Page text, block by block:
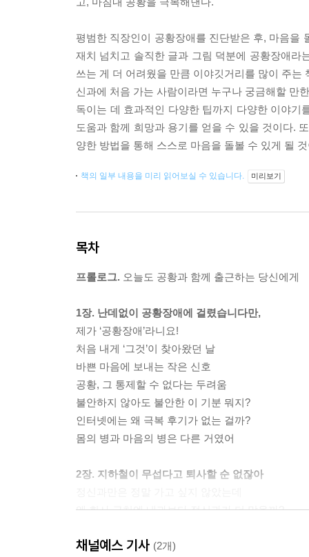
평범한 직장인이 공황장애를 진단받은 후, 마음을
재치 넘치고 솔직한 글과 그림 덕분에 공황장애라
쓰는 게 더 어려웠을 만큼 이야깃거리를 많이 주
신과에 처음 가는 사람이라면 누구나 궁금해할 만
독이는 데 효과적인 다양한 팁까지 다양한 이야
도움과 함께 희망과 용기를 얻을 수 있을 것이다.
양한 방법을 통해 스스로 마음을 돌볼 수 있게 될
책의 일부 내용을 미리 읽어보실 수 있습니다. 미리보기
목차
프롤로그. 오늘도 공황과 함께 출근하는 당신에게
1장. 난데없이 공황장애에 걸렸습니다만,
제가 ‘공황장애’라니요!
처음 내게 ‘그것’이 찾아왔던 날
바쁜 마음에 보내는 작은 신호
공황, 그 통제할 수 없다는 두려움
불안하지 않아도 불안한 이 기분 뭐지?
인터넷에는 왜 극복 후기가 없는 걸까?
몸의 병과 마음의 병은 다른 거였어
2장. 지하철이 무섭다고 퇴사할 순 없잖아
왜 회사 근처엔 내과보다 정신과가 더 많을까?
첫 번째 진료, 공황장애 맞습니다
채널예스 기사 (2개)